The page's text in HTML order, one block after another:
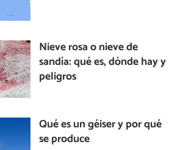
Nieve rosa o nieve de
sandía: qué es, dónde hay y
peligros
Qué es un géiser y por qué
se produce